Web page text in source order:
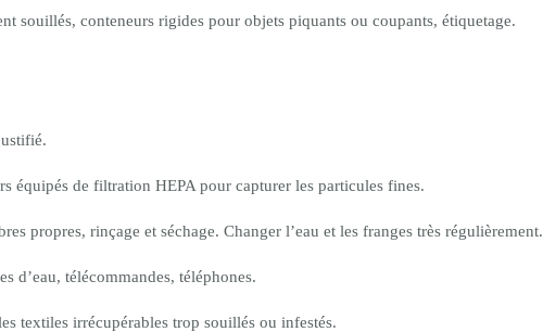
souillés, conteneurs rigides pour objets piquants ou coupants, étiquetage.
équipés de filtration HEPA pour capturer les particules fines.
propres, rinçage et séchage. Changer l’eau et les franges très régulièrement.
d’eau, télécommandes, téléphones.
textiles irrécupérables trop souillés ou infestés.